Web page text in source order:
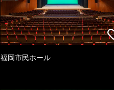
福岡市民ホール